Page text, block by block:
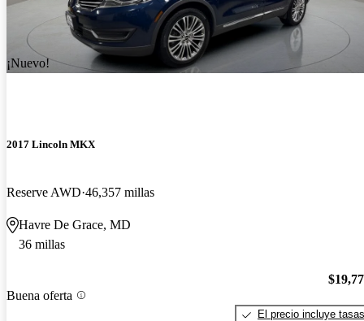
¡Nuevo!
2017 Lincoln MKX
Reserve AWD 46,357 millas
Havre De Grace, MD
36 millas
Buena oferta
El precio incluye tasas